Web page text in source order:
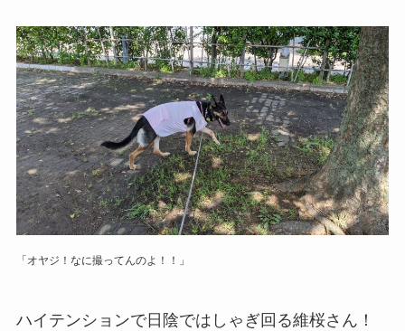
「オヤジ！なに撮ってんのよ！！」
ハイテンションで日陰ではしゃぎ回る維桜さん！